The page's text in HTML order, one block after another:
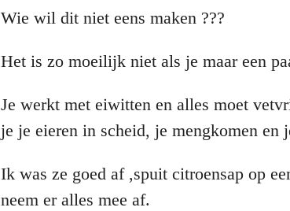
Wie wil dit niet eens maken ???
Het is zo moeilijk niet als je maar een
Je werkt met eiwitten en alles moet
je je eieren in scheid, je mengkomen en
Ik was ze goed af ,spuit citroensap op
neem er alles mee af.